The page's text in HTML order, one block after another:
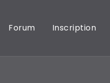
Forum Inscription